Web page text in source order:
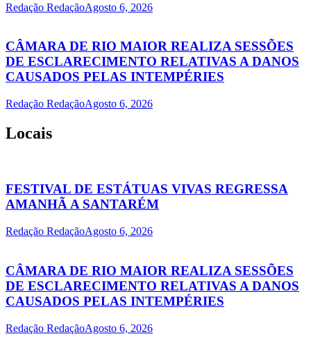
Redação RedaçãoAgosto 6, 2026
CÂMARA DE RIO MAIOR REALIZA SESSÕES
DE ESCLARECIMENTO RELATIVAS A DANOS
CAUSADOS PELAS INTEMPÉRIES
Redação RedaçãoAgosto 6, 2026
Locais
FESTIVAL DE ESTÁTUAS VIVAS REGRESSA
AMANHÃ A SANTARÉM
Redação RedaçãoAgosto 6, 2026
CÂMARA DE RIO MAIOR REALIZA SESSÕES
DE ESCLARECIMENTO RELATIVAS A DANOS
CAUSADOS PELAS INTEMPÉRIES
Redação RedaçãoAgosto 6, 2026